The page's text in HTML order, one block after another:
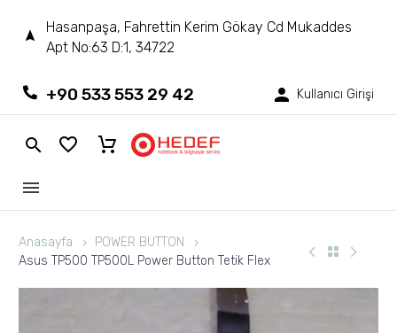
Hasanpaşa, Fahrettin Kerim Gökay Cd Mukaddes
Apt No:63 D:1, 34722
+90 533 553 29 42 Kullanıcı Girişi
Anasayfa
POWER BUTTON
Asus TP500 TP500L Power Button Tetik Flex